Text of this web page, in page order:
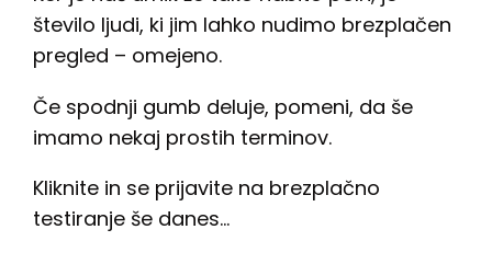
število ljudi, ki jim lahko nudimo brezplačen
pregled – omejeno.
Če spodnji gumb deluje, pomeni, da še
imamo nekaj prostih terminov.
Kliknite in se prijavite na brezplačno
testiranje še danes…